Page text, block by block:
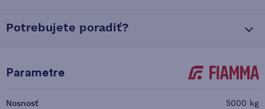
Potrebujete poradiť?
Parametre
Nosnosť 5000 kg